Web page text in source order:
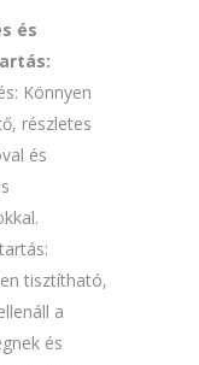
és
Könnyen
részletes
és
tisztítható,
a
és